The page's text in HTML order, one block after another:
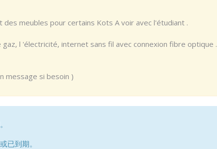
des meubles pour certains Kots A voir avec l'étudiant .
gaz, l 'électricité, internet sans fil avec connexion fibre optique .
message si besoin )
已到期。